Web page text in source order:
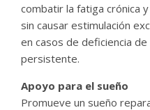
combatir la fatiga crónica
sin causar estimulación
en casos de deficiencia
persistente.
Apoyo para el sueño
Promueve un sueño